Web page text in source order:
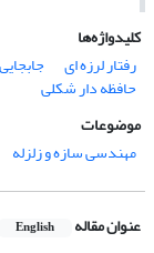
کلیدواژه‌ها
رفتار لرزه ای
حافظه دار شکلی
موضوعات
مهندسی سازه و زلزله
عنوان مقاله English